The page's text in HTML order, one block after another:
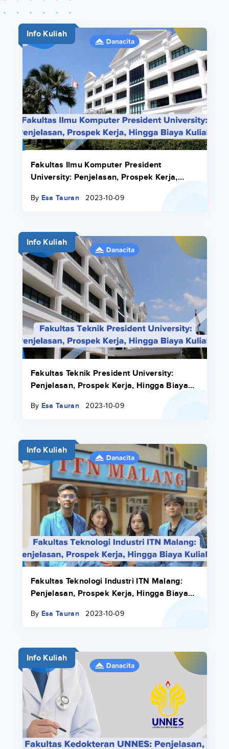
Info Kuliah
Fakultas Ilmu Komputer President
University: Penjelasan, Prospek Kerja,
By Esa Tauran 2023-10-09
Info Kuliah
Fakultas Teknik President University:
Penjelasan, Prospek Kerja, Hingga Biaya
By Esa Tauran 2023-10-09
Info Kuliah
Fakultas Teknologi Industri ITN Malang:
Penjelasan, Prospek Kerja, Hingga Biaya
By Esa Tauran 2023-10-09
Info Kuliah